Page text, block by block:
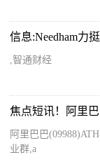
,智通财经
阿里巴巴
业群,a